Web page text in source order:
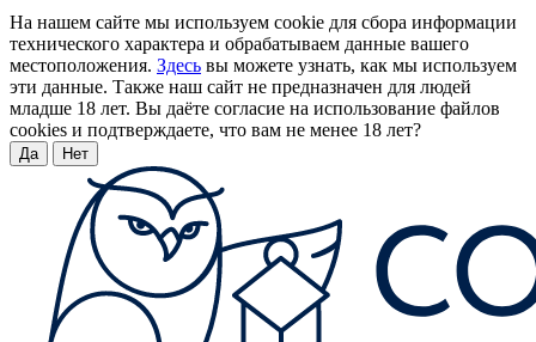
На нашем сайте мы используем cookie для сбора информации
технического характера и обрабатываем данные вашего
местоположения. Здесь вы можете узнать, как мы используем
эти данные. Также наш сайт не предназначен для людей
младше 18 лет. Вы даёте согласие на использование файлов
cookies и подтверждаете, что вам не менее 18 лет?
Да Нет